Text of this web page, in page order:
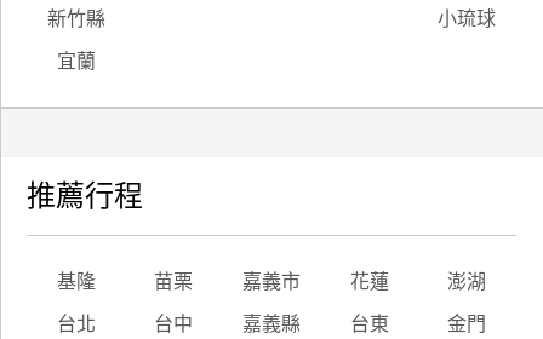
新竹縣 小琉球
宜蘭
推薦行程
基隆 苗栗 嘉義市 花蓮 澎湖
台北 台中 嘉義縣 台東 金門